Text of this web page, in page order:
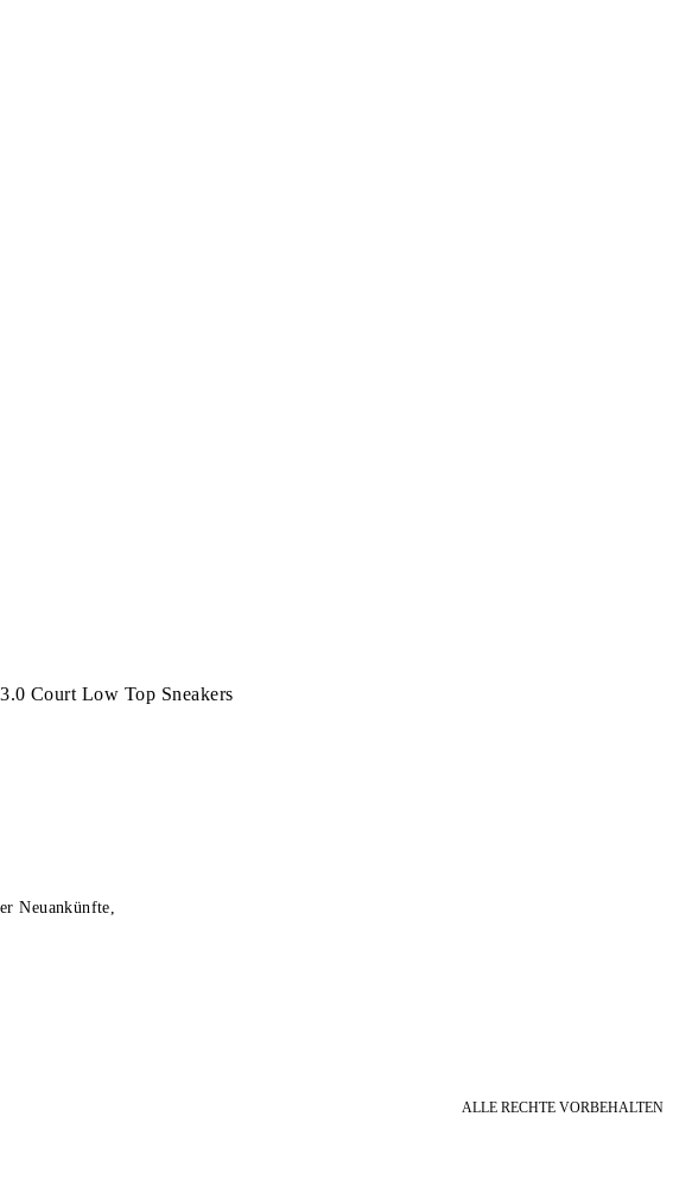
3.0 Court Low Top Sneakers
Neuankünfte,
ALLE RECHTE VORBEHALTEN